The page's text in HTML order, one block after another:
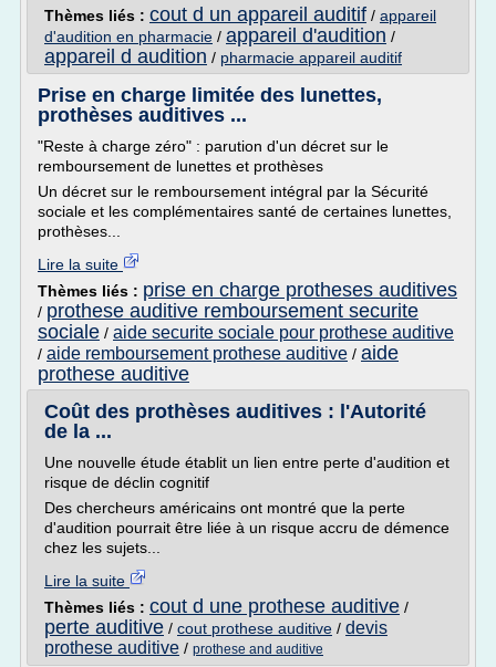
Thèmes liés : cout d un appareil auditif / appareil
d'audition en pharmacie / appareil d'audition /
appareil d audition / pharmacie appareil auditif
Prise en charge limitée des lunettes,
prothèses auditives ...
"Reste à charge zéro" : parution d'un décret sur le
remboursement de lunettes et prothèses
Un décret sur le remboursement intégral par la Sécurité
sociale et les complémentaires santé de certaines lunettes,
prothèses...
Lire la suite
Thèmes liés : prise en charge protheses auditives
/ prothese auditive remboursement securite
sociale / aide securite sociale pour prothese auditive
/ aide remboursement prothese auditive / aide
prothese auditive
Coût des prothèses auditives : l'Autorité
de la ...
Une nouvelle étude établit un lien entre perte d'audition et
risque de déclin cognitif
Des chercheurs américains ont montré que la perte
d'audition pourrait être liée à un risque accru de démence
chez les sujets...
Lire la suite
Thèmes liés : cout d une prothese auditive /
perte auditive / cout prothese auditive / devis
prothese auditive / prothese and auditive